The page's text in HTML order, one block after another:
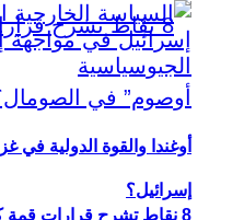
8 نقاط تشرح قرارات قمة
أوغندا والقوة الدولية
إسرائيل؟